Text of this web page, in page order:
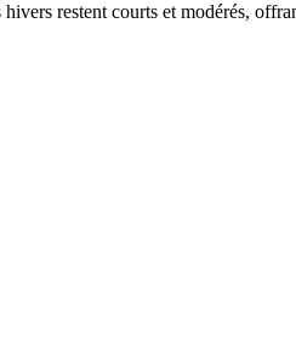
restent courts et modérés,